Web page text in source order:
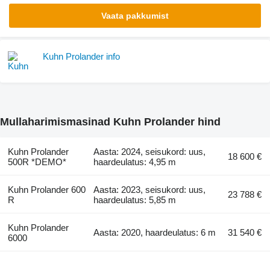
Vaata pakkumist
Kuhn Prolander info
Mullaharimismasinad Kuhn Prolander hind
Kuhn Prolander
500R *DEMO*
Aasta: 2024, seisukord: uus,
haardeulatus: 4,95 m
18 600 €
Kuhn Prolander 600
R
Aasta: 2023, seisukord: uus,
haardeulatus: 5,85 m
23 788 €
Kuhn Prolander
6000
Aasta: 2020, haardeulatus: 6 m 31 540 €